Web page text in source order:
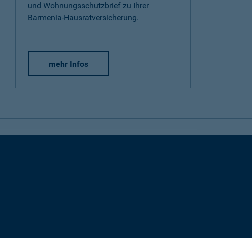
und Wohnungsschutzbrief zu Ihrer
Barmenia-Hausratversicherung.
mehr Infos